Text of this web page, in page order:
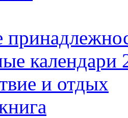
календари
и отдых